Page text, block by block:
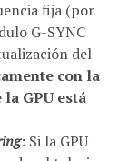
G-SYNC
del
con la
GPU está
el televisor